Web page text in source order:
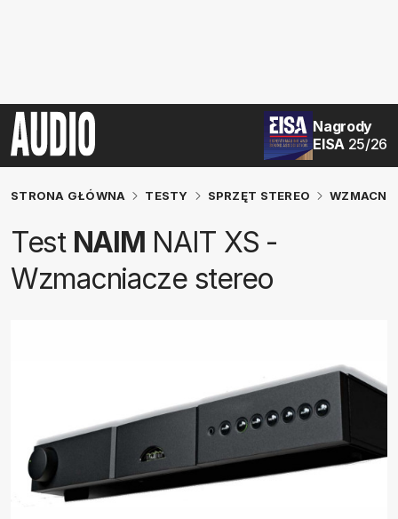
Nagrody
EISA 25/26
STRONA GŁÓWNA TESTY SPRZĘT STEREO
Test NAIM NAIT XS -
Wzmacniacze stereo